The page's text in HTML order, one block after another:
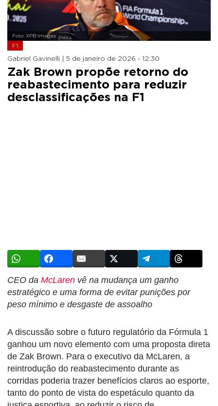
Foto: XPB Images
F1
Gabriel Gavinelli | 5 de janeiro de 2026 - 12:30
Zak Brown propõe retorno do
reabastecimento para reduzir
desclassificações na F1
CEO da McLaren vê na mudança um ganho
estratégico e uma forma de evitar punições por
peso mínimo e desgaste de assoalho
A discussão sobre o futuro regulatório da Fórmula 1
ganhou um novo elemento com uma proposta direta
de Zak Brown. Para o executivo da McLaren, a
reintrodução do reabastecimento durante as
corridas poderia trazer benefícios claros ao esporte,
tanto do ponto de vista do espetáculo quanto da